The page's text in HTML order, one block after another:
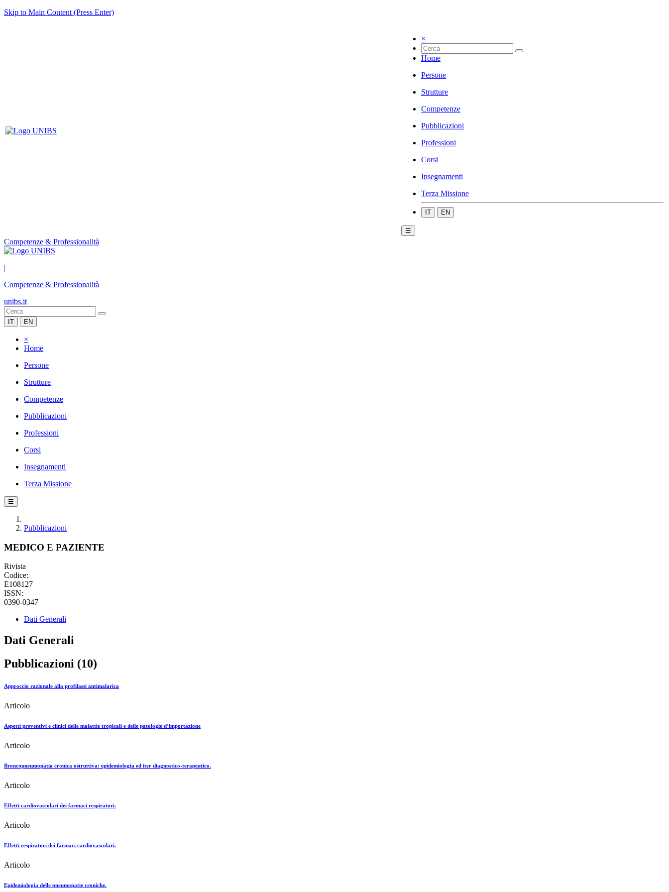
Skip to Main Content (Press Enter)
×
Home
Persone
Strutture
Competenze
Pubblicazioni
Professioni
Corsi
Insegnamenti
Terza Missione
IT EN
☰
Competenze & Professionalità
|
Competenze & Professionalità
unibs.it
IT EN
×
Home
Persone
Strutture
Competenze
Pubblicazioni
Professioni
Corsi
Insegnamenti
Terza Missione
☰
Pubblicazioni
MEDICO E PAZIENTE
Rivista
Codice:
E108127
ISSN:
0390-0347
Dati Generali
Dati Generali
Pubblicazioni (10)
Approccio razionale alla profilassi antimalarica
Articolo
Aspetti preventivi e clinici delle malattie tropicali e delle patologie d’importazione
Articolo
Broncopneumopatia cronica ostruttiva: epidemiologia ed iter diagnostico-terapeutico.
Articolo
Effetti cardiovascolari dei farmaci respiratori.
Articolo
Effetti respiratori dei farmaci cardiovascolari.
Articolo
Epidemiologia delle pneumopatie croniche.